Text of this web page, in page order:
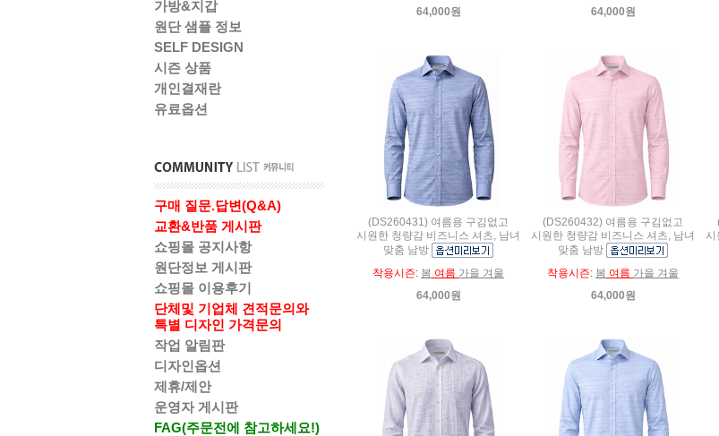
가방&지갑
원단 샘플 정보
SELF DESIGN
시즌 상품
개인결재란
유료옵션
구매 질문.답변(Q&A)
교환&반품 게시판
쇼핑몰 공지사항
원단정보 게시판
쇼핑몰 이용후기
단체및 기업체 견적문의와
특별 디자인 가격문의
작업 알림판
디자인옵션
제휴/제안
운영자 게시판
FAG(주문전에 참고하세요!)
64,000원
64,000원
(DS260431) 여름용 구김없고
시원한 청량감 비즈니스 셔츠, 남녀
맞춤 남방
착용시즌: 봄 여름 가을 겨울
64,000원
(DS260432) 여름용 구김없고
시원한 청량감 비즈니스 셔츠, 남녀
맞춤 남방
착용시즌: 봄 여름 가을 겨울
64,000원
시